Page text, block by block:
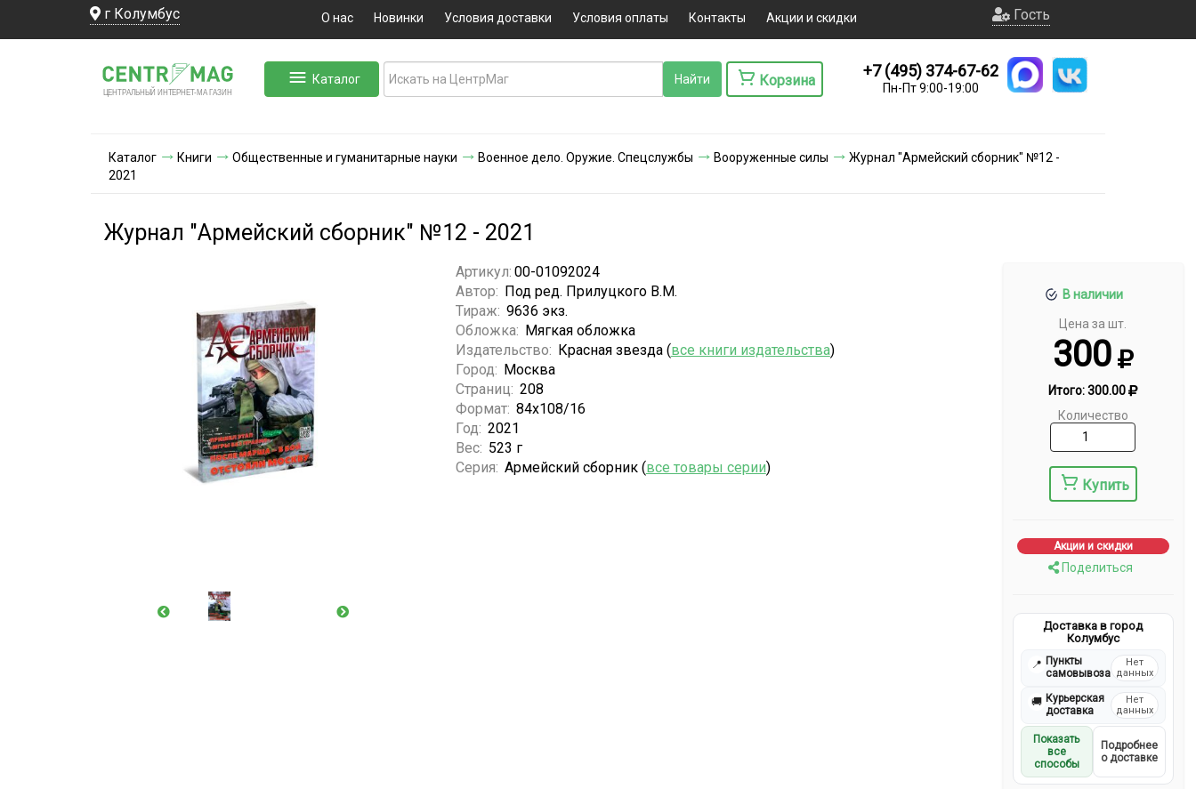
г Колумбус О нас Новинки Условия доставки Условия оплаты Контакты Акции и скидки Гость
ЦЕНТРАЛЬНЫЙ ИНТЕРНЕТ-МА ГАЗИН
Каталог Корзина
+7 (495) 374-67-62
Пн-Пт 9:00-19:00
Каталог Книги Общественные и гуманитарные науки Военное дело. Оружие. Спецслужбы Вооруженные силы
Журнал "Армейский сборник" №12 -
2021
Журнал "Армейский сборник" №12 - 2021
В наличии
Цена за шт.
300
Итого:300.00
Количество
Купить
Акции и скидки
Поделиться
Доставка в город
Колумбус
📍 Пункты
самовывоза
Нет
данных
🚚 Курьерская
доставка
Нет
данных
Показать
все
способы
Подробнее
о доставке
Артикул: 00-01092024
Автор: Под ред. Прилуцкого В.М.
Тираж: 9636 экз.
Обложка: Мягкая обложка
Издательство: Красная звезда (все книги издательства)
Город: Москва
Страниц: 208
Формат: 84х108/16
Год: 2021
Вес: 523 г
Серия: Армейский сборник (все товары серии)